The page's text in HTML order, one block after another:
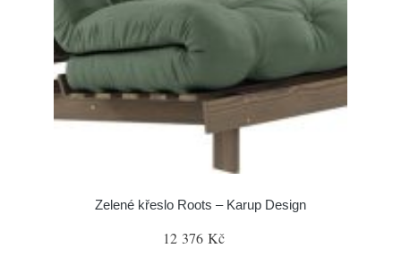
Zelené křeslo Roots – Karup Design
12 376 Kč